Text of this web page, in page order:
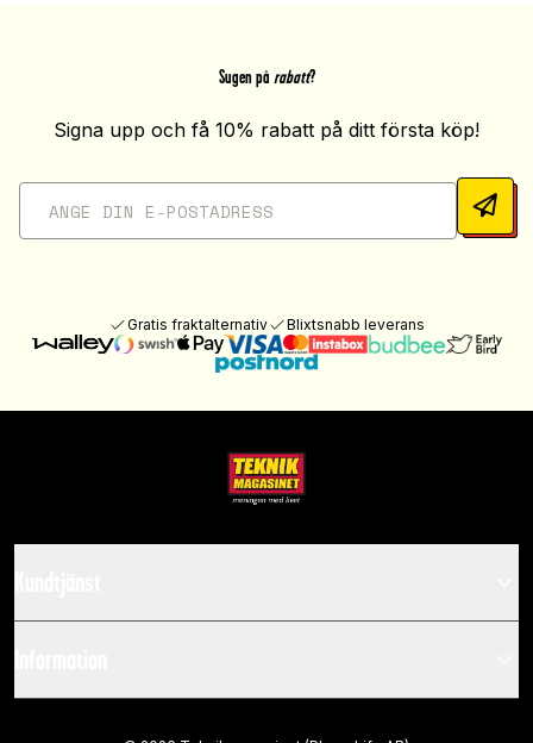
Sugen på rabatt?
Signa upp och få 10% rabatt på ditt första köp!
Gratis fraktalternativ Blixtsnabb leverans